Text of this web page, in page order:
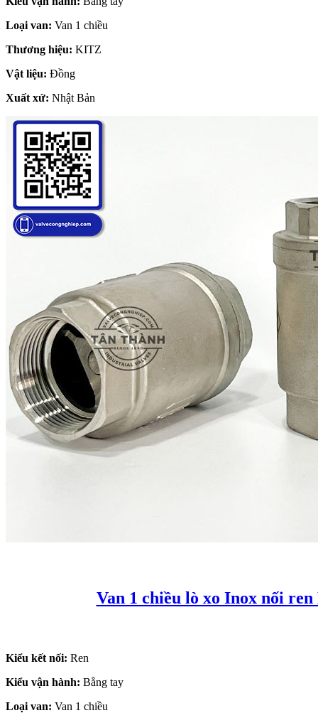
Loại van: Van 1 chiều
Thương hiệu: KITZ
Vật liệu: Đồng
Xuất xứ: Nhật Bản
Van 1 chiều lò xo Inox nối ren
Kiểu kết nối: Ren
Kiểu vận hành: Bằng tay
Loại van: Van 1 chiều